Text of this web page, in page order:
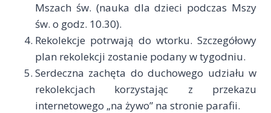
Mszach św. (nauka dla dzieci podczas Mszy
św. o godz. 10.30).
Rekolekcje potrwają do wtorku. Szczegółowy
plan rekolekcji zostanie podany w tygodniu.
Serdeczna zachęta do duchowego udziału w
rekolekcjach korzystając z przekazu
internetowego „na żywo” na stronie parafii.